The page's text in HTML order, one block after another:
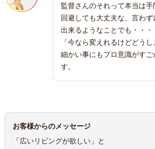
監督さんのそれって本当は手
回避しても大丈夫な、言わ
出来るようなことでも・・・
「今なら変えれるけどどう
細かい事にもプロ意識がす
す。
お客様からのメッセージ
「広いリビングが欲しい」と